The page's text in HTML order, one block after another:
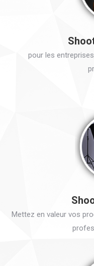
pour les
Mettez en valeur vos